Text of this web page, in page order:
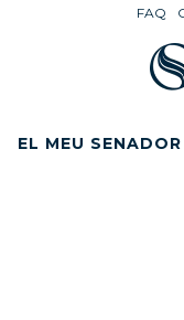
FAQ
EL MEU SENADOR